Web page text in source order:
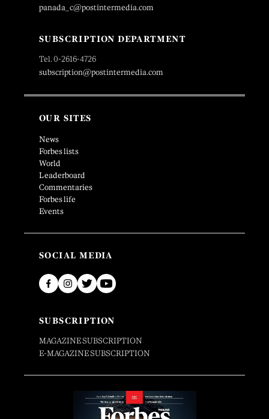
panada_c@postintermedia.com
SUBSCRIPTION DEPARTMENT
Tel. 0-2616-4726
subscription@postintermedia.com
OUR SITES
News
Forbes lists
World
Leaderboard
Commentaries
Forbes life
Events
SOCIAL MEDIA
SUBSCRIPTION
MAGAZINE SUBSCRIPTION
E-MAGAZINE SUBSCRIPTION